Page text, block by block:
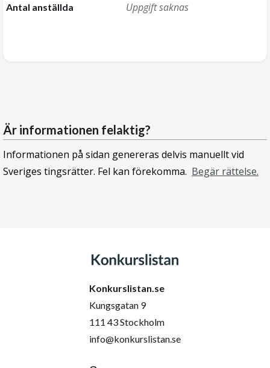
Antal anställda Uppgift saknas
Är informationen felaktig?
Informationen på sidan genereras delvis manuellt vid
Sveriges tingsrätter. Fel kan förekomma. Begär rättelse.
Konkurslistan.se
Kungsgatan 9
111 43 Stockholm
info@konkurslistan.se